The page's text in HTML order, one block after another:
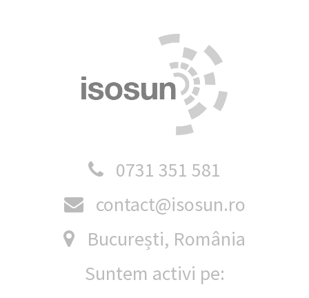
0731 351 581
contact@isosun.ro
București, România
Suntem activi pe: